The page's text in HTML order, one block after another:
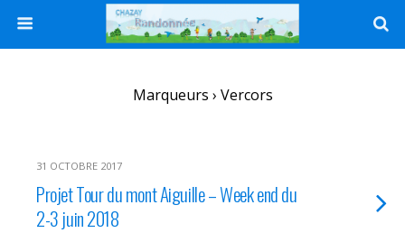
Marqueurs › Vercors
31 OCTOBRE 2017
Projet Tour du mont Aiguille – Week end du
2-3 juin 2018